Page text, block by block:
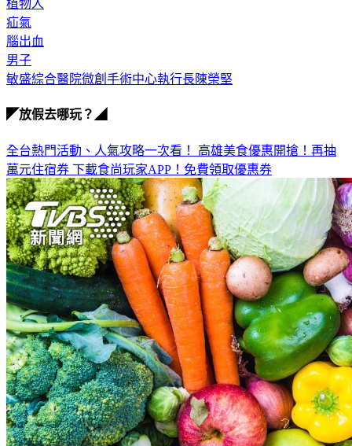
植物人
疝氣
腦出血
男子
敏盛綜合醫院微創手術中心執行長陳榮堅
◤放假去哪玩？◢
全台熱門活動、人氣攻略一次看！ 高雄美食優惠開搶！再抽
萬元住宿券 下載食尚玩家APP！免費領取優惠券